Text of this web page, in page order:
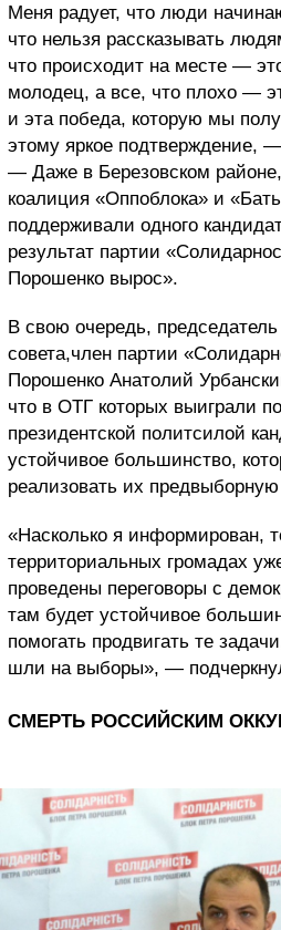
Меня радует, что люди
что нельзя рассказывать
что происходит на месте —
молодец, а все, что плохо —
и эта победа, которую мы
этому яркое подтверждение,
— Даже в Березовском
коалиция «Оппоблока» и
поддерживали одного
результат партии
Порошенко вырос».
В свою очередь, председатель
совета,член партии
Порошенко Анатолий
что в ОТГ которых выиграли
президентской политсилой
устойчивое большинство,
реализовать их
«Насколько я информирован,
территориальных громадах
проведены переговоры с
там будет устойчивое
помогать продвигать те
шли на выборы», —
СМЕРТЬ РОССИЙСКИМ